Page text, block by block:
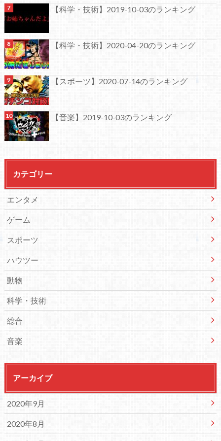
【科学・技術】2019-10-03のランキング
【科学・技術】2020-04-20のランキング
【スポーツ】2020-07-14のランキング
【音楽】2019-10-03のランキング
カテゴリー
エンタメ
ゲーム
スポーツ
ハウツー
動物
科学・技術
総合
音楽
アーカイブ
2020年9月
2020年8月